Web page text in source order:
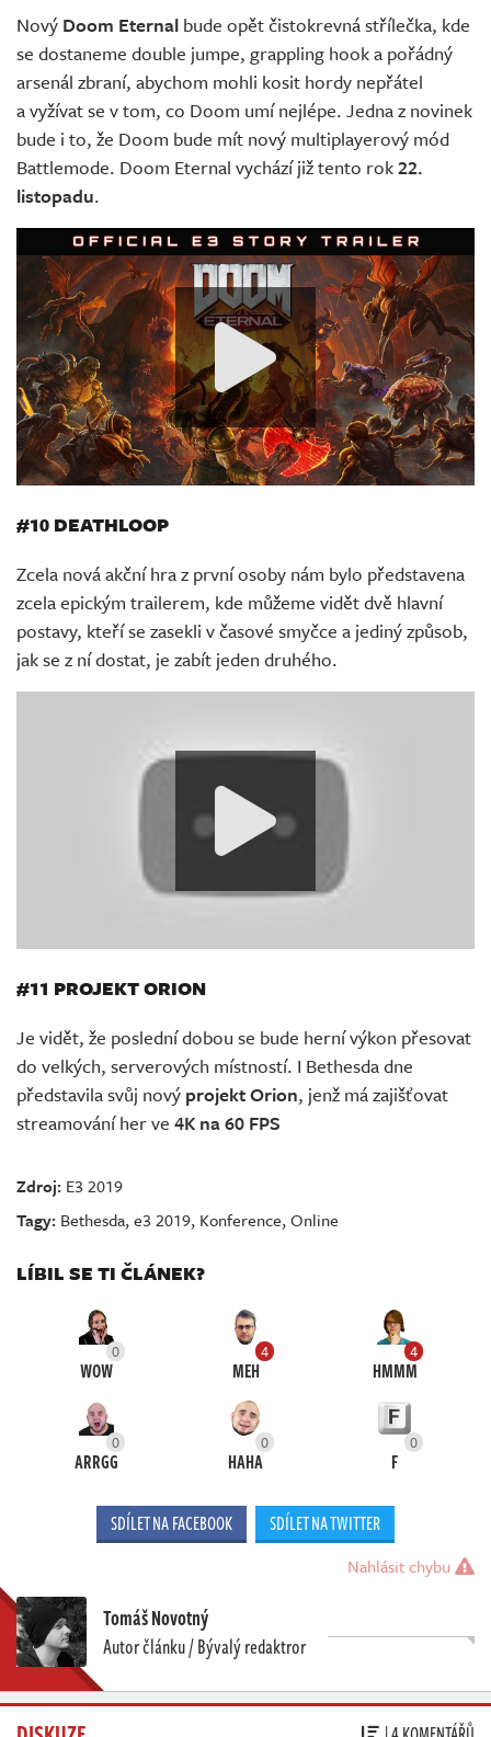
Nový Doom Eternal bude opět čistokrevná střílečka, kde
se dostaneme double jumpe, grappling hook a pořádný
arsenál zbraní, abychom mohli kosit hordy nepřátel
a vyžívat se v tom, co Doom umí nejlépe. Jedna z novinek
bude i to, že Doom bude mít nový multiplayerový mód
Battlemode. Doom Eternal vychází již tento rok22.
listopadu.
#10 DEATHLOOP
Zcela nová akční hra z první osoby nám bylo představena
zcela epickým trailerem, kde můžeme vidět dvě hlavní
postavy, kteří se zasekli v časové smyčce a jediný způsob,
jak se z ní dostat, je zabít jeden druhého.
#11 PROJEKT ORION
Je vidět, že poslední dobou se bude herní výkon přesovat
do velkých, serverových místností. I Bethesda dne
představila svůj nový projekt Orion, jenž má zajišťovat
streamování her ve 4K na 60 FPS
Zdroj: E3 2019
Tagy: Bethesda,e3 2019, Konference,Online
LÍBIL SE TI ČLÁNEK?
0
WOW
4
MEH
4
HMMM
0
ARRGG
0
HAHA
0
F
SDÍLET NA FACEBOOK SDÍLET NA TWITTER
Nahlásit chybu
Tomáš Novotný
Autor článku / Bývalý redaktror